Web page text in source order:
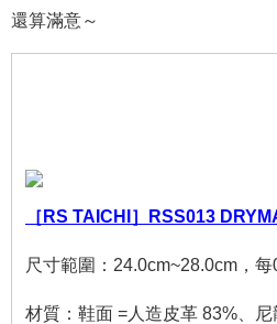
還算滿意～
［RS TAICHI］ RSS013
尺寸範圍：24.0cm~28.0cm， 每
材質：鞋面 =人造皮革 83%、